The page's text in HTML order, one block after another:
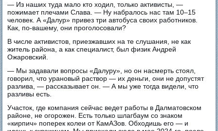
— Из наших туда мало кто ходил, только активисты, —
пожимает плечами Слава. — Ну набралось нас там 10‒15
человек. А «Далур» привез три автобуса своих работников.
Как, по-вашему, они проголосовали?
В числе активистов, приезжавших на те слушания, не как
житель района, а как специалист, был физик Андрей
Ожаровский.
— Мы задавали вопросы «Далуру», но он насмерть стоял,
говорил, что урановый раствор — их деньги, они не допустят
разлива, — рассказывает он. — А мы уже тогда видели, что
разливы есть.
Участок, где компания сейчас ведет работы в Далматовском
районе, не огорожен. Есть только шлагбаум со знаком
«кирпич» поперек колеи от КамАЗов. Обходишь его — и